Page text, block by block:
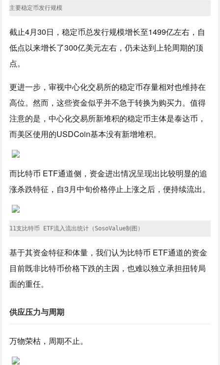
主要稳定币发行规模
截止4月30日，稳定币总发行规模增长至1499亿左右，自
低点以来增长了300亿美元左右，仍未达到上轮周期的顶
点。
更进一步，审视中心化交易所的稳定币存量相对也维持在
高位。然而，这些资金似乎并不急于转换为购买力。值得
注意的是，中心化交易所新堆积的稳定币主体是泰达币，
而美区使用的USDCoin基本没有新增堆积。
而比特币 ETF通道侧，资金进出情况呈现出比较明显的追
涨杀跌特征，自3月中旬价格停止上涨之后，便持续流出。
11支比特币 ETF流入流出统计（SosoValue制图）
基于其资金特征和体量，我们认为比特币 ETF通道的资金
目前既非比特币价格下跌的主因，也难以独立承担扭转局
面的重任。
供应压力与周期
万物荣枯，周期不止。